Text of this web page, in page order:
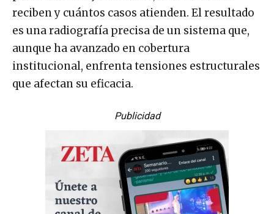
reciben y cuántos casos atienden. El resultado
es una radiografía precisa de un sistema que,
aunque ha avanzado en cobertura
institucional, enfrenta tensiones estructurales
que afectan su eficacia.
Publicidad